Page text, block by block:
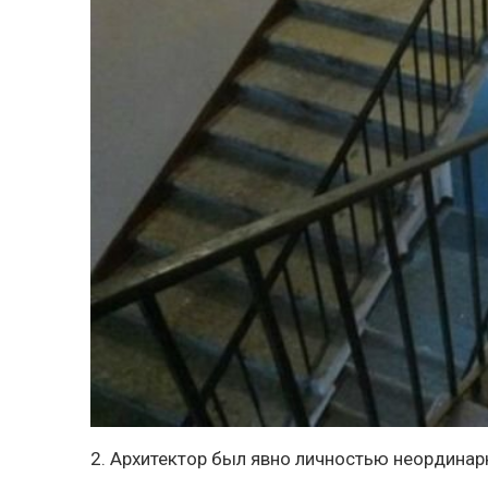
2. Архитектор был явно личностью